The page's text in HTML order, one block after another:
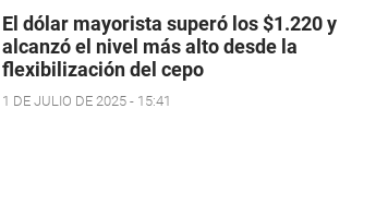
El dólar mayorista superó los $1.220 y
alcanzó el nivel más alto desde la
flexibilización del cepo
1 DE JULIO DE 2025 - 15:41